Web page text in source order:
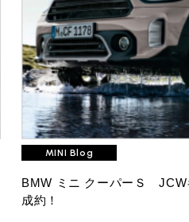
MINI Blog
BMW ミニ クーパーＳ JCW
成約！